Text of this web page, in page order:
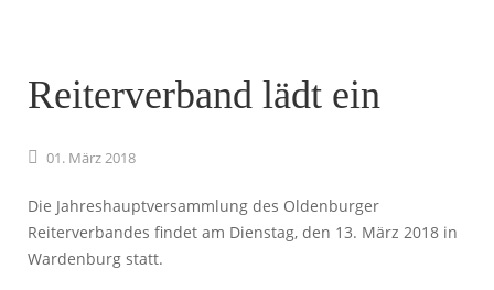
Reiterverband lädt ein
01. März2018
Die Jahreshauptversammlung des Oldenburger
Reiterverbandes findet am Dienstag, den 13. März 2018 in
Wardenburg statt.